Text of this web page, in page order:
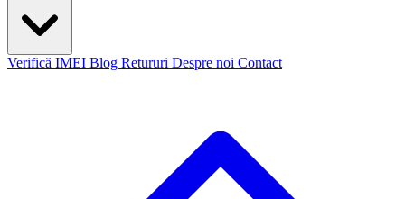
Verifică IMEI Blog Retururi Despre noi Contact